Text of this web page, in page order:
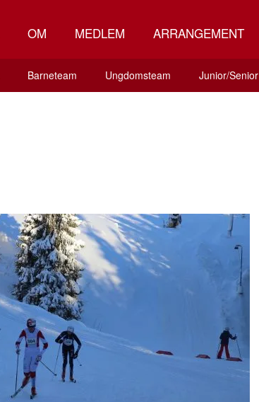
OM MEDLEM ARRANGEMENT
Barneteam Ungdomsteam Junior/Senior